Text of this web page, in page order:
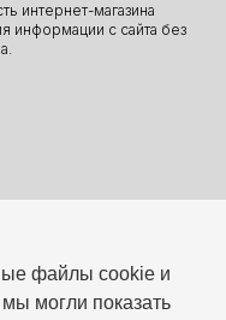
файлы cookie и
могли показать
интернет-магазина
информации с сайта без